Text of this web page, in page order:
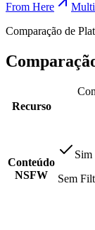
From Here
Multi
Comparação de
Recurso
Conteúdo
NSFW
Sim
Sem